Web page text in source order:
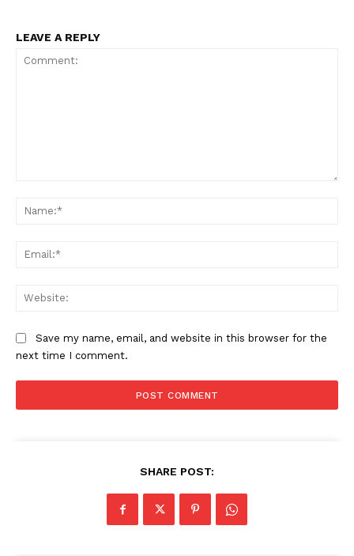
LEAVE A REPLY
Save my name, email, and website in this browser for the
next time I comment.
SHARE POST: